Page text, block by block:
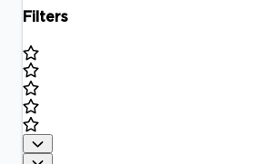
Filters